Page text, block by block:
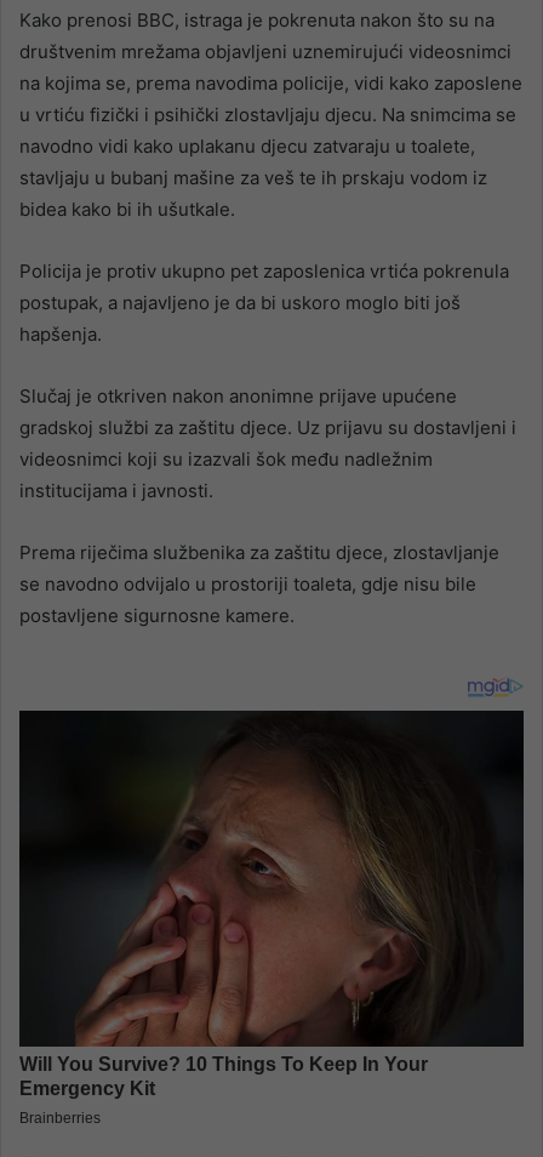
Kako prenosi BBC, istraga je pokrenuta nakon što su na
društvenim mrežama objavljeni uznemirujući videosnimci
na kojima se, prema navodima policije, vidi kako zaposlene
u vrtiću fizički i psihički zlostavljaju djecu. Na snimcima se
navodno vidi kako uplakanu djecu zatvaraju u toalete,
stavljaju u bubanj mašine za veš te ih prskaju vodom iz
bidea kako bi ih ušutkale.
Policija je protiv ukupno pet zaposlenica vrtića pokrenula
postupak, a najavljeno je da bi uskoro moglo biti još
hapšenja.
Slučaj je otkriven nakon anonimne prijave upućene
gradskoj službi za zaštitu djece. Uz prijavu su dostavljeni i
videosnimci koji su izazvali šok među nadležnim
institucijama i javnosti.
Prema riječima službenika za zaštitu djece, zlostavljanje
se navodno odvijalo u prostoriji toaleta, gdje nisu bile
postavljene sigurnosne kamere.